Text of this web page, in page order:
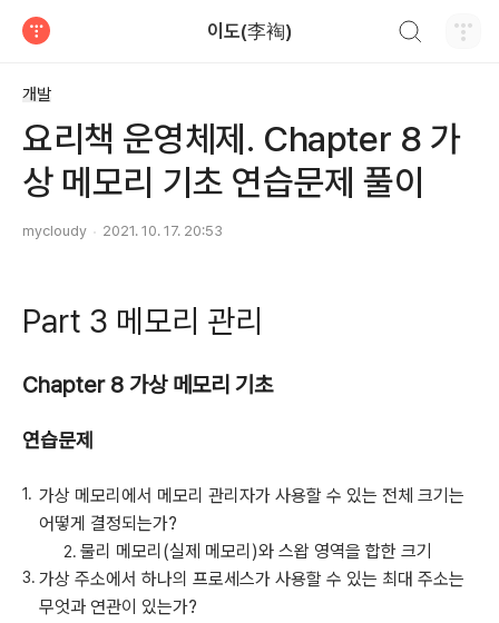
이도(李裪)
개발
요리책 운영체제. Chapter 8 가
상 메모리 기초 연습문제 풀이
mycloudy 2021. 10. 17. 20:53
Part 3 메모리 관리
Chapter 8 가상 메모리 기초
연습문제
가상 메모리에서 메모리 관리자가 사용할 수 있는 전체 크기는
어떻게 결정되는가?
물리 메모리(실제 메모리)와 스왑 영역을 합한 크기
가상 주소에서 하나의 프로세스가 사용할 수 있는 최대 주소는
무엇과 연관이 있는가?